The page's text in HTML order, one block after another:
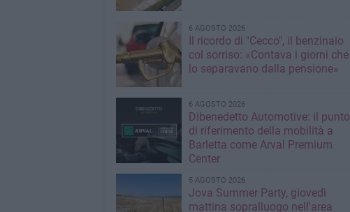
6 AGOSTO 2026
Il ricordo di "Cecco", il benzinaio
col sorriso: «Contava i giorni che
lo separavano dalla pensione»
6 AGOSTO 2026
Dibenedetto Automotive: il punto
di riferimento della mobilità a
Barletta come Arval Premium
Center
5 AGOSTO 2026
Jova Summer Party, giovedì
mattina sopralluogo nell'area